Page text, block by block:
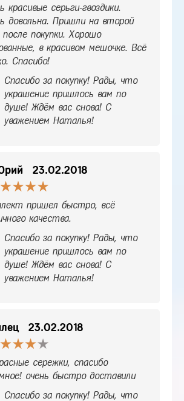
красивые серьги-гвоздики.
довольна. Пришли на второй
после покупки. Хорошо
в красивом мешочке. Всё
Спасибо!
Спасибо за покупку! Рады, что
украшение пришлось вам по
душе! Ждём вас снова! С
уважением Наталья!
23.02.2018
пришел быстро, всё
качества.
Спасибо за покупку! Рады, что
украшение пришлось вам по
душе! Ждём вас снова! С
уважением Наталья!
23.02.2018
сережки, спасибо
очень быстро доставили
Спасибо за покупку! Рады, что